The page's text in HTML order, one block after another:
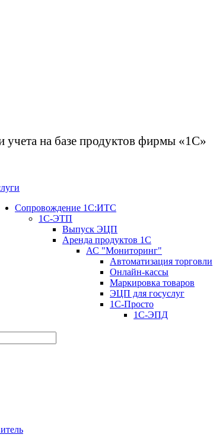
учета на базе продуктов фирмы «1С»
Сопровождение 1С:ИТС
1С-ЭТП
Выпуск ЭЦП
Аренда продуктов 1С
АС "Мониторинг"
Автоматизация торговли
Онлайн-кассы
Маркировка товаров
ЭЦП для госуслуг
1С-Просто
1С-ЭПД